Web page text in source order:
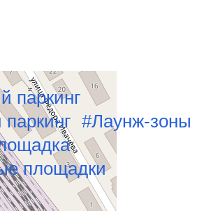
паркинг
#Лаунж-зоны
площадки